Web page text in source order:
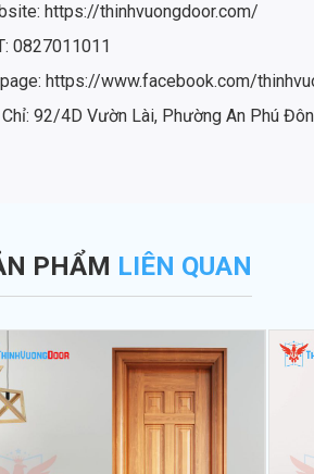
https://thinhvuongdoor.com/
0827011011
https://www.facebook.com/
92/4D Vườn Lài, Phường An Phú
PHẨM LIÊN QUAN